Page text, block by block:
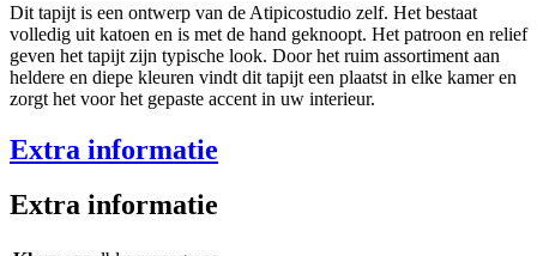
Dit tapijt is een ontwerp van de Atipicostudio zelf. Het bestaat
volledig uit katoen en is met de hand geknoopt. Het patroon en relief
geven het tapijt zijn typische look. Door het ruim assortiment aan
heldere en diepe kleuren vindt dit tapijt een plaatst in elke kamer en
zorgt het voor het gepaste accent in uw interieur.
Extra informatie
Extra informatie